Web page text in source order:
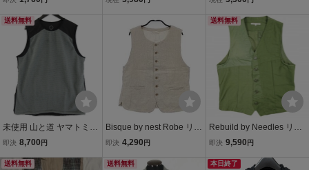
イマウジー 5-1218M 274
ボタン ロング 濃グレー T
ass Standerd メンズ G02
ラック
送料無料
未使用 山と道 ヤマトミチ
Alpha vest アルファベス
ーブ ユニセックス 2026
即決 8,700 円
Bisque by nest Robe リネ
ン 03143-3339 ジレ ベス
ネストローブ 6-0605M 28
即決 4,290 円
送料無料
Rebuild by Needles リビ
ルドバイニードルス 日本
リメイクミリタリーベス
即決 9,590 円
送料無料 送料無料 本日終了